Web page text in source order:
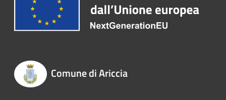
Comune di Ariccia